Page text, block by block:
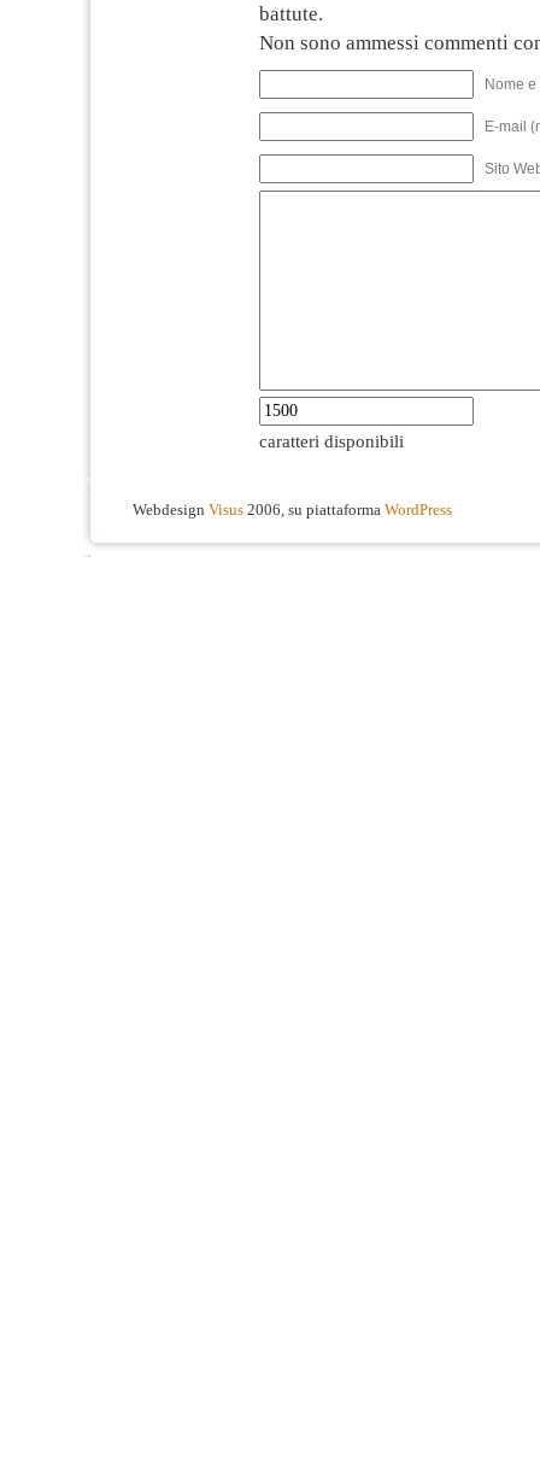
battute.
Non sono ammessi commenti
Nome
E-mail
Sito
caratteri disponibili
Webdesign Visus 2006, su piattaforma WordPress